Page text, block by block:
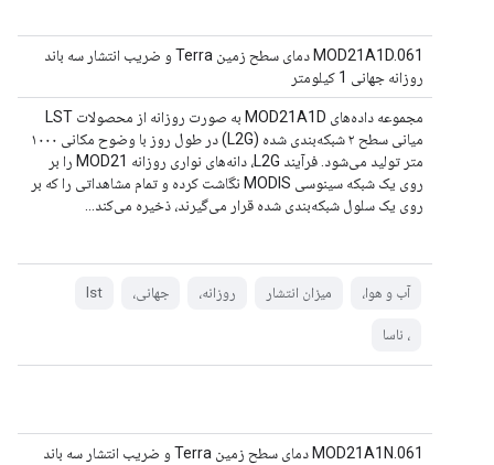
MOD21A1D.061 دمای سطح زمین Terra و ضریب انتشار سه باند
روزانه جهانی 1 کیلومتر
مجموعه داده‌های MOD21A1D به صورت روزانه از محصولات LST
میانی سطح ۲ شبکه‌بندی شده (L2G) در طول روز با وضوح مکانی ۱۰۰۰
متر تولید می‌شود. فرآیند L2G، دانه‌های نواری روزانه MOD21 را بر
روی یک شبکه سینوسی MODIS نگاشت کرده و تمام مشاهداتی را که بر
روی یک سلول شبکه‌بندی شده قرار می‌گیرند، ذخیره می‌کند...
آب و هوا، میزان انتشار روزانه، جهانی، lst
، ناسا
MOD21A1N.061 دمای سطح زمین Terra و ضریب انتشار سه باند